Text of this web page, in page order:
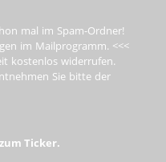
mal im Spam-Ordner!
im Mailprogramm. <<<
kostenlos widerrufen.
Sie bitte der
Ticker.